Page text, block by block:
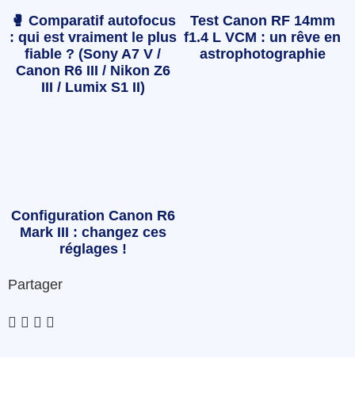
🥊 Comparatif autofocus
: qui est vraiment le plus
fiable ? (Sony A7 V /
Canon R6 III / Nikon Z6
III / Lumix S1 II)
Test Canon RF 14mm
f1.4 L VCM : un rêve en
astrophotographie
Configuration Canon R6
Mark III : changez ces
réglages !
Partager